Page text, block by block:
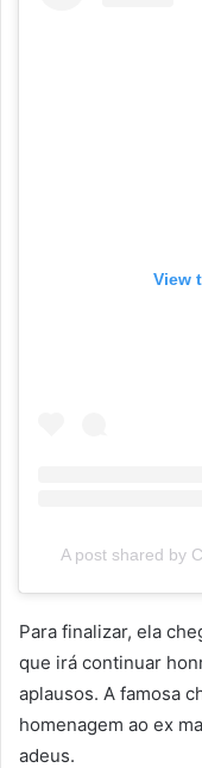
View
A post shared by
Para finalizar, ela
que irá continuar
aplausos. A famosa
homenagem ao ex
adeus.